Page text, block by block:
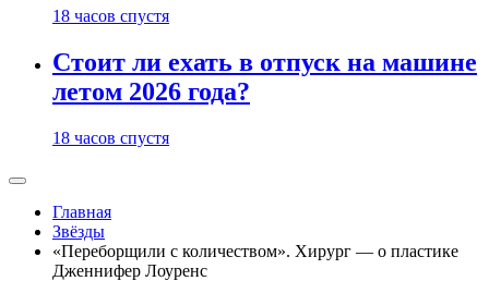
18 часов спустя
Стоит ли ехать в отпуск на машине
летом 2026 года?
18 часов спустя
Главная
Звёзды
«Переборщили с количеством». Хирург — о пластике
Дженнифер Лоуренс